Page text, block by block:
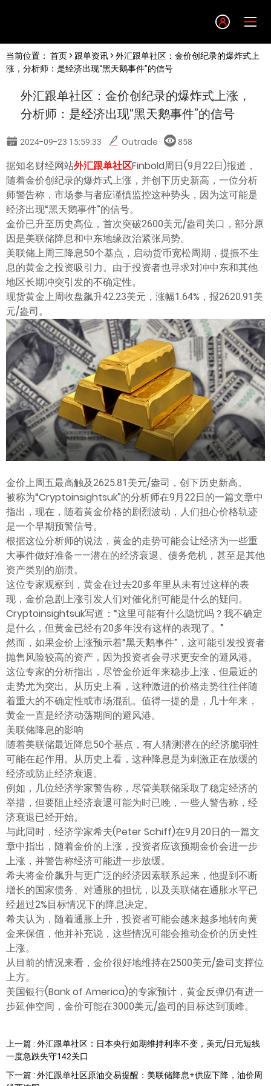
English
简体中文
한글
日本語
Tiếng việt
ไทย
当前位置： 首页> 跟单资讯> 外汇跟单社区：金价创纪录的爆炸式上
涨，分析师：是经济出现“黑天鹅事件”的信号
外汇跟单社区：金价创纪录的爆炸式上涨，
分析师：是经济出现“黑天鹅事件”的信号
2024-09-23 15:59:33 Outrade 858
据知名财经网站外汇跟单社区Finbold周日(9月22日)报道，
随着金价创纪录的爆炸式上涨，并创下历史新高，一位分析
师警告称，市场参与者应谨慎监控这种势头，因为这可能是
经济出现“黑天鹅事件”的信号。
金价已升至历史高位，首次突破2600美元/盎司关口，部分原
因是美联储降息和中东地缘政治紧张局势。
美联储上周三降息50个基点，启动货币宽松周期，提振不生
息的黄金之投资吸引力。由于投资者也寻求对冲中东和其他
地区长期冲突引发的不确定性。
现货黄金上周收盘飙升42.23美元，涨幅1.64%，报2620.91美
元/盎司。
金价上周五最高触及2625.81美元/盎司，创下历史新高。
被称为“Cryptoinsightsuk”的分析师在9月22日的一篇文章中
指出，现在，随着黄金价格的剧烈波动，人们担心价格轨迹
是一个早期预警信号。
根据这位分析师的说法，黄金的走势可能会让经济为一些重
大事件做好准备——潜在的经济衰退、债务危机，甚至是其他
资产类别的崩溃。
这位专家观察到，黄金在过去20多年里从未有过这样的表
现，金价急剧上涨引发人们对催化剂可能是什么的疑问。
Cryptoinsightsuk写道：“这里可能有什么隐忧吗？我不确定
是什么，但黄金已经有20多年没有这样的表现了。”
然而，如果金价上涨预示着“黑天鹅事件”，这可能引发投资者
抛售风险较高的资产，因为投资者会寻求更安全的避风港。
这位专家的分析指出，尽管金价近年来稳步上涨，但最近的
走势尤为突出。从历史上看，这种激进的价格走势往往伴随
着重大的不确定性或市场混乱。值得一提的是，几十年来，
黄金一直是经济动荡期间的避风港。
美联储降息的影响
随着美联储最近降息50个基点，有人猜测潜在的经济脆弱性
可能在起作用。从历史上看，这种降息是为刺激正在放缓的
经济或防止经济衰退。
例如，几位经济学家警告称，尽管美联储采取了稳定经济的
举措，但要阻止经济衰退可能为时已晚，一些人警告称，经
济衰退已经开始。
与此同时，经济学家希夫(Peter Schiff)在9月20日的一篇文
章中指出，随着金价的上涨，投资者应该预期金价会进一步
上涨，并警告称经济可能进一步放缓。
希夫将金价飙升与更广泛的经济因素联系起来，他提到不断
增长的国家债务、对通胀的担忧，以及美联储在通胀水平已
经超过2%目标情况下的降息决定。
希夫认为，随着通胀上升，投资者可能会越来越多地转向黄
金来保值，他并补充说，这些情况可能会推动金价的历史性
上涨。
从目前的情况来看，金价很好地维持在2500美元/盎司支撑位
上方。
美国银行(Bank of America)的专家预计，黄金反弹仍有进一
步延伸空间，金价可能在3000美元/盎司的目标达到顶峰。
上一篇 : 外汇跟单社区：日本央行如期维持利率不变，美元/日元短线
一度急跌失守142关口
下一篇 : 外汇跟单社区原油交易提醒：美联储降息+供应下降，油价周